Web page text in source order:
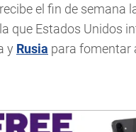
recibe el fin de semana
que Estados Unidos
y Rusia para fomentar